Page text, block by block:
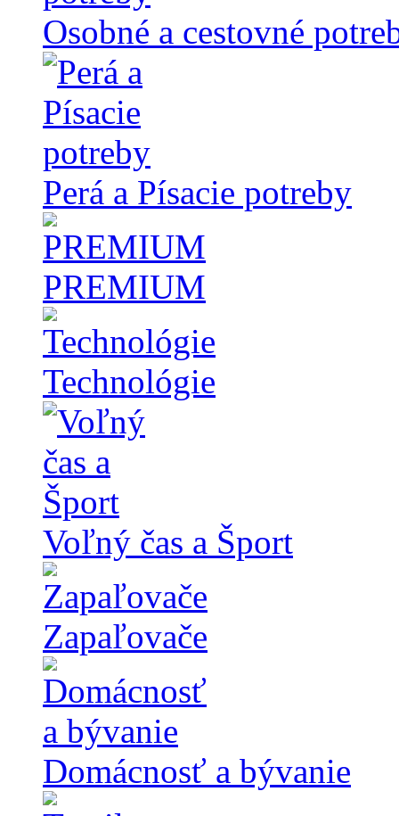
Osobné a cestovné
Perá a Písacie potreby
PREMIUM
Technológie
Voľný čas a Šport
Zapaľovače
Domácnosť a bývanie